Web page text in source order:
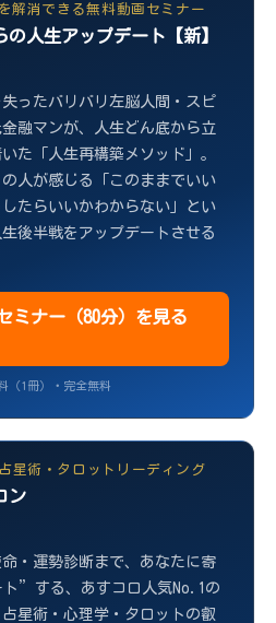
解消できる無料動画セミナー
人生アップデート【新】
ったバリバリ左脳人間・スピ
融マンが、人生どん底から立
た「人生再構築メソッド」。
人が感じる「このままでいい
たらいいかわからない」とい
後半戦をアップデートさせる
ミナー（80分）を見る
（1冊）・完全無料
星術・タロットリーディング
ン
・運勢診断まで、あなたに寄
”する、あすコロ人気No.1の
星術・心理学・タロットの叡